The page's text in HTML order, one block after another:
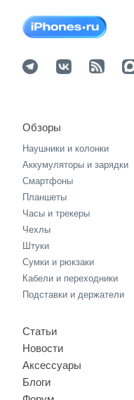
Обзоры
Наушники и колонки
Аккумуляторы и зарядки
Смартфоны
Планшеты
Часы и трекеры
Чехлы
Штуки
Сумки и рюкзаки
Кабели и переходники
Подставки и держатели
Статьи
Новости
Аксессуары
Блоги